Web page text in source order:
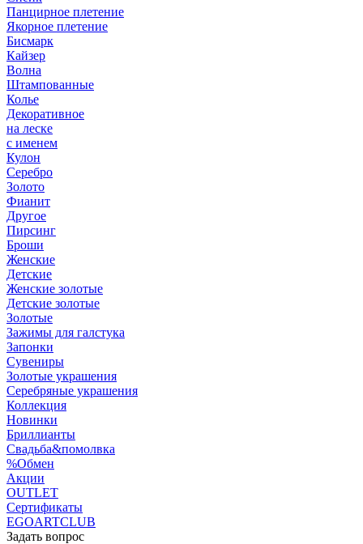
Панцирное плетение
Якорное плетение
Бисмарк
Кайзер
Волна
Штампованные
Колье
Декоративное
на леске
с именем
Кулон
Серебро
Золото
Фианит
Другое
Пирсинг
Броши
Женские
Детские
Женские золотые
Детские золотые
Золотые
Зажимы для галстука
Запонки
Сувениры
Золотые украшения
Серебряные украшения
Коллекция
Новинки
Бриллианты
Свадьба&помолвка
%Обмен
Акции
OUTLET
Сертификаты
EGOARTCLUB
Задать вопрос